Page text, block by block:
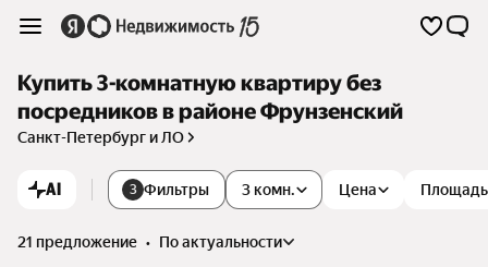
Купить 3-комнатную квартиру без
посредников в районе Фрунзенский
Санкт-Петербург и ЛО
AI 3 Фильтры 3 комн. Цена Площадь
21 предложение •
по актуальности